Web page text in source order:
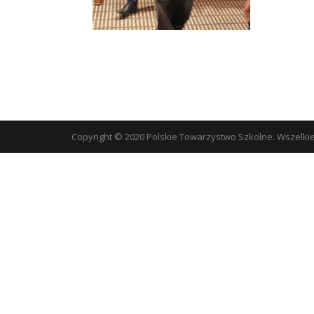
Copyright © 2020 Polskie Towarzystwo Szkolne.